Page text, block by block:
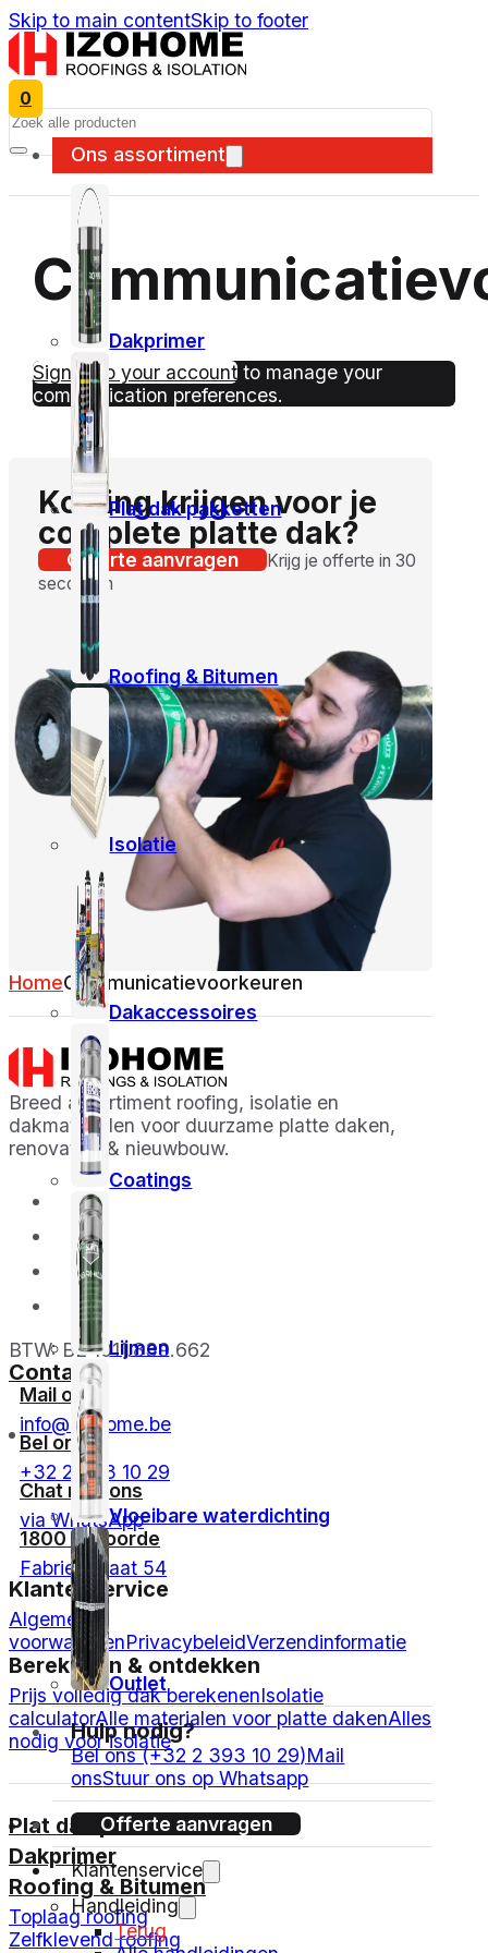
Skip to main contentSkip to footer
0
Ons assortiment
Dakprimer
Plat dak pakketten
Roofing & Bitumen
Isolatie
Dakaccessoires
Coatings
Lijmen
Vloeibare waterdichting
Outlet
Hulp nodig?
Bel ons (+32 2 393 10 29)Mail
onsStuur ons op Whatsapp
Offerte aanvragen
Klantenservice
Handleiding
Terug
Search
Sign in to your accountto manage your
communication preferences.
Korting krijgen voor je
complete platte dak?
Offerte aanvragen
Krijg je offerte in 30
seconden
HomeCommunicatievoorkeuren
Breed assortiment roofing, isolatie en
dakmaterialen voor duurzame platte daken,
renovaties & nieuwbouw.
BTW: BE 1011.839.662
Contact
Mail ons
info@izohome.be
Bel ons
+32 2 393 10 29
Chat met ons
via WhatsApp
1800 Vilvoorde
Fabriekstraat 54
Klantenservice
Algemene
voorwaardenPrivacybeleidVerzendinformatie
Berekenen & ontdekken
Prijs volledig dak berekenenIsolatie
calculatorAlle materialen voor platte dakenAlles
nodig voor isolatie
Plat dak pakketten
Dakprimer
Roofing & Bitumen
Toplaag roofing
Zelfklevend roofing